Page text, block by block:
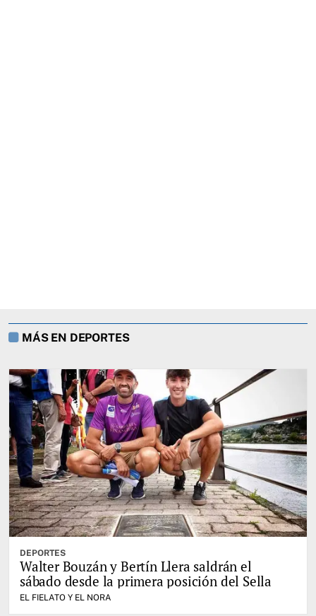
MÁS EN DEPORTES
DEPORTES
Walter Bouzán y Bertín Llera saldrán el
sábado desde la primera posición del Sella
EL FIELATO Y EL NORA